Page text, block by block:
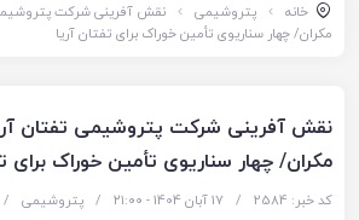
خانه پتروشیمی
نقش آفرینی شرکت
مکران/ چهار سناریوی تأمین خوراک برای تفتان آریا
نقش آفرینی شرکت پتروشیمی تفتان
مکران/ چهار سناریوی تأمین خوراک برای
کد خبر: 2584 / 17 آبان 1404 - ۲۱:۰۰ / پتروشیمی /